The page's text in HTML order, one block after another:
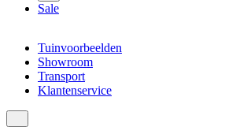
Sale
Tuinvoorbeelden
Showroom
Transport
Klantenservice